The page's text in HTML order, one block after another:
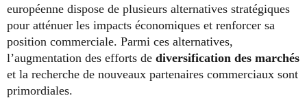
européenne dispose de plusieurs alternatives stratégiques
pour atténuer les impacts économiques et renforcer sa
position commerciale. Parmi ces alternatives,
l’augmentation des efforts de diversification des marchés
et la recherche de nouveaux partenaires commerciaux sont
primordiales.